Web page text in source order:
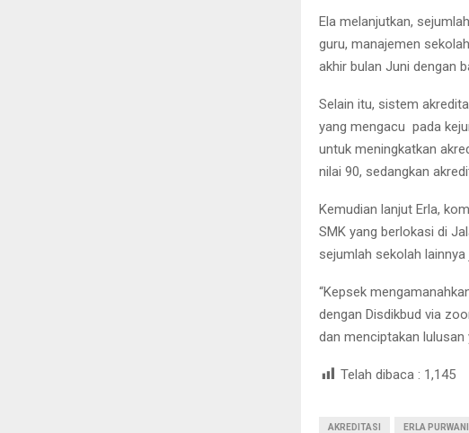
Ela melanjutkan,
guru, manajemen
akhir bulan Juni dengan
Selain itu, sistem
yang mengacu pada
untuk meningkatkan
nilai 90, sedangkan
Kemudian lanjut Erla,
SMK yang berlokasi di
sejumlah sekolah
“Kepsek
dengan Disdikbud via
dan menciptakan lulusan
Telah dibaca : 1,145
AKREDITASI ERLA